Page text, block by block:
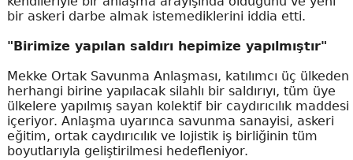
bir askeri darbe almak istemediklerini iddia etti.
"Birimize yapılan saldırı hepimize yapılmıştır"
Mekke Ortak Savunma Anlaşması, katılımcı üç ülkeden
herhangi birine yapılacak silahlı bir saldırıyı, tüm üye
ülkelere yapılmış sayan kolektif bir caydırıcılık maddesi
içeriyor. Anlaşma uyarınca savunma sanayisi, askeri
eğitim, ortak caydırıcılık ve lojistik iş birliğinin tüm
boyutlarıyla geliştirilmesi hedefleniyor.